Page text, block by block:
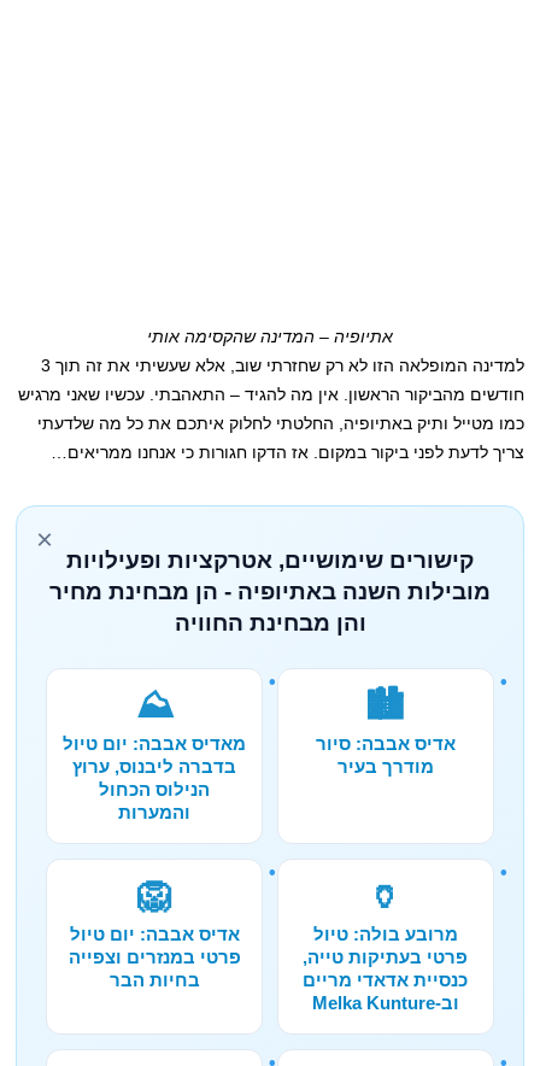
אתיופיה – המדינה שהקסימה אותי
למדינה המופלאה הזו לא רק שחזרתי שוב, אלא שעשיתי את זה תוך 3
חודשים מהביקור הראשון. אין מה להגיד – התאהבתי. עכשיו שאני מרגיש
כמו מטייל ותיק באתיופיה, החלטתי לחלוק איתכם את כל מה שלדעתי
צריך לדעת לפני ביקור במקום. אז הדקו חגורות כי אנחנו ממריאים…
×
קישורים שימושיים, אטרקציות ופעילויות
מובילות השנה באתיופיה - הן מבחינת מחיר
והן מבחינת החוויה
🏙️
אדיס אבבה: סיור
מודרך בעיר
⛰️
מאדיס אבבה: יום טיול
בדברה ליבנוס, ערוץ
הנילוס הכחול
והמערות
🏺
מרובע בולה: טיול
פרטי בעתיקות טייה,
כנסיית אדאדי מריים
וב-Melka Kunture
🦁
אדיס אבבה: יום טיול
פרטי במנזרים וצפייה
בחיות הבר